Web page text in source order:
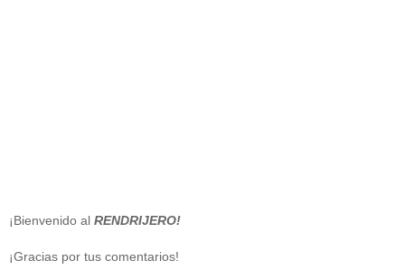
¡Bienvenido al RENDRIJERO!
¡Gracias por tus comentarios!